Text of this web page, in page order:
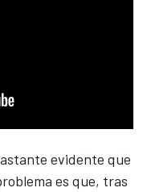
evidente que
es que, tras